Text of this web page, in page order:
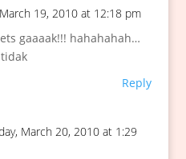
19, 2010 at 12:18 pm
gaaaak!!! hahahahah…
Reply
March 20, 2010 at 1:29